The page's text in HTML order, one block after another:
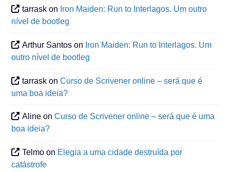
tarrask on Iron Maiden: Run to Interlagos. Um outro
nível de bootleg
Arthur Santos on Iron Maiden: Run to Interlagos. Um
outro nível de bootleg
tarrask onCurso de Scrivener online – será que é
uma boa ideia?
Aline onCurso de Scrivener online – será que é uma
boa ideia?
Telmo on Elegia a uma cidade destruída por
catástrofe